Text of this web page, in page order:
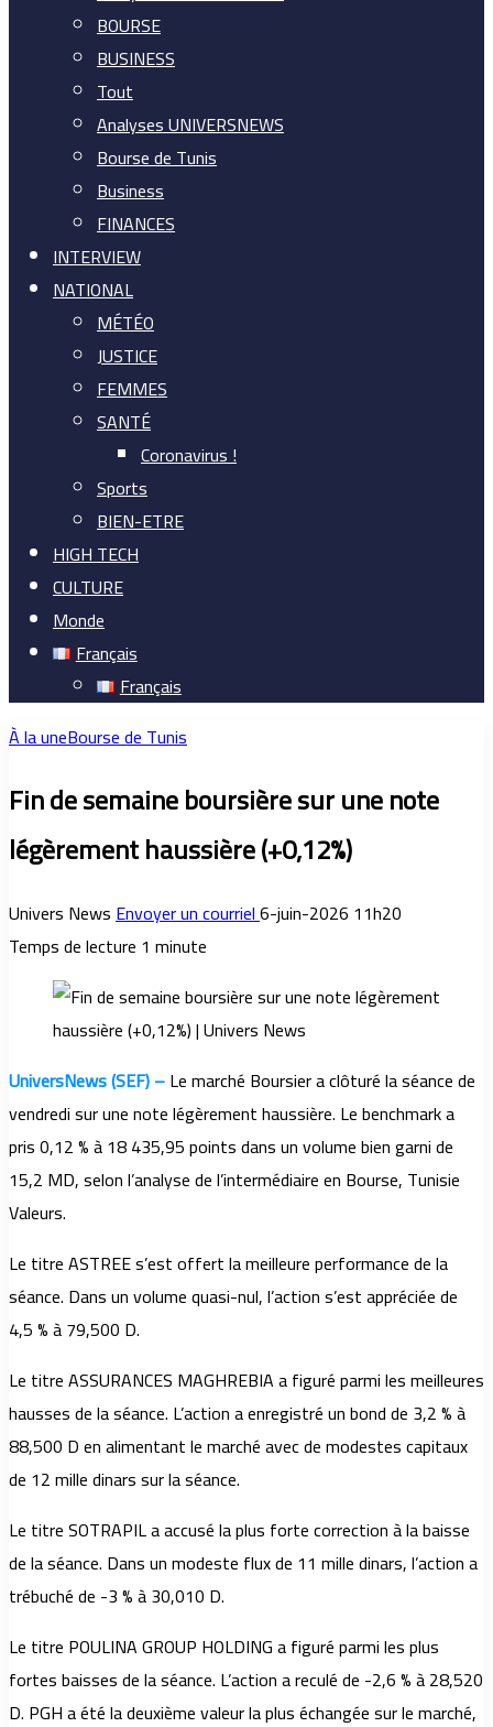
BOURSE
BUSINESS
Tout
Analyses UNIVERSNEWS
Bourse de Tunis
Business
FINANCES
INTERVIEW
NATIONAL
MÉTÉO
JUSTICE
FEMMES
SANTÉ
Coronavirus !
Sports
BIEN-ETRE
HIGH TECH
CULTURE
Monde
Français
Français
À la uneBourse de Tunis
Fin de semaine boursière sur une note
légèrement haussière (+0,12%)
Univers NewsEnvoyer un courriel6-juin-2026 11h20
Temps de lecture 1 minute
UniversNews (SEF) –Le marché Boursier a clôturé la séance de
vendredi sur une note légèrement haussière. Le benchmark a
pris 0,12 % à 18 435,95 points dans un volume bien garni de
15,2 MD, selon l’analyse de l’intermédiaire en Bourse, Tunisie
Valeurs.
Le titre ASTREE s’est offert la meilleure performance de la
séance. Dans un volume quasi-nul, l’action s’est appréciée de
4,5 % à 79,500 D.
Le titre ASSURANCES MAGHREBIA a figuré parmi les meilleures
hausses de la séance. L’action a enregistré un bond de 3,2 % à
88,500 D en alimentant le marché avec de modestes capitaux
de 12 mille dinars sur la séance.
Le titre SOTRAPIL a accusé la plus forte correction à la baisse
de la séance. Dans un modeste flux de 11 mille dinars, l’action a
trébuché de -3 % à 30,010 D.
Le titre POULINA GROUP HOLDING a figuré parmi les plus
fortes baisses de la séance. L’action a reculé de -2,6 % à 28,520
D. PGH a été la deuxième valeur la plus échangée sur le marché,